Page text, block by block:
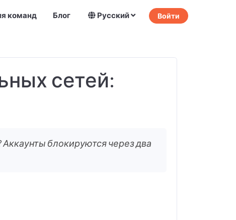
команд Блог Русский Войти
сетей:
Аккаунты блокируются через два